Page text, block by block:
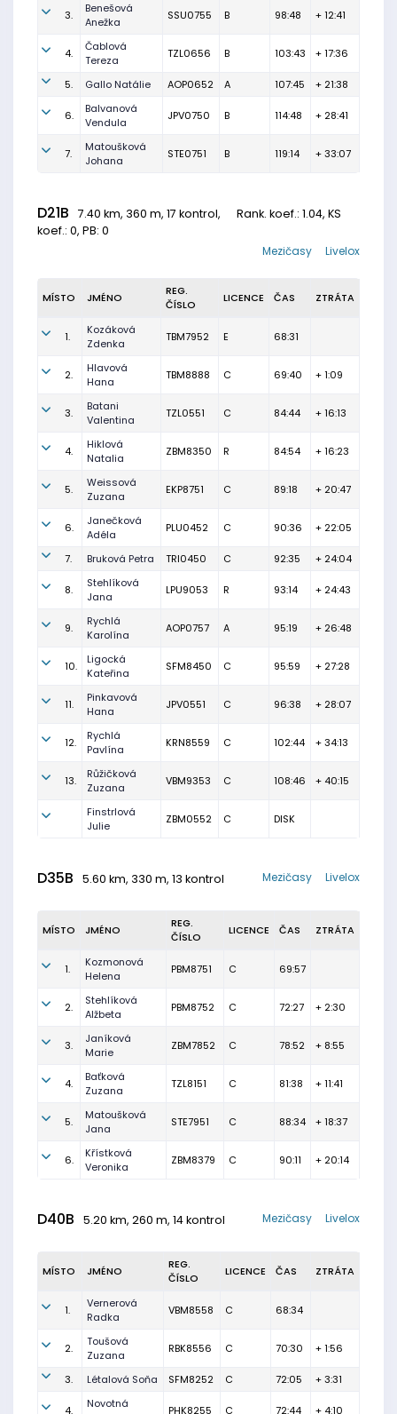
3.
Benešová
Anežka
SSU0755 B 98:48 + 12:41
4.
Čablová
Tereza
TZL0656 B 103:43 + 17:36
5. Gallo Natálie AOP0652 A 107:45 + 21:38
6.
Balvanová
Vendula
JPV0750 B 114:48 + 28:41
7.
Matoušková
Johana
STE0751 B 119:14 + 33:07
D21B 7.40 km, 360 m, 17 kontrol, Rank. koef.: 1.04, KS
koef.: 0, PB: 0
Livelox
Mezičasy
MÍSTO JMÉNO
REG.
ČÍSLO
LICENCE ČAS ZTRÁTA
1.
Kozáková
Zdenka
TBM7952 E 68:31
2.
Hlavová
Hana
TBM8888 C 69:40 + 1:09
3.
Batani
Valentina
TZL0551 C 84:44 + 16:13
4.
Hiklová
Natalia
ZBM8350 R 84:54 + 16:23
5.
Weissová
Zuzana
EKP8751 C 89:18 + 20:47
6.
Janečková
Adéla
PLU0452 C 90:36 + 22:05
7. Bruková Petra TRI0450 C 92:35 + 24:04
8.
Stehlíková
Jana
LPU9053 R 93:14 + 24:43
9.
Rychlá
Karolína
AOP0757 A 95:19 + 26:48
10.
Ligocká
Kateřina
SFM8450 C 95:59 + 27:28
11.
Pinkavová
Hana
JPV0551 C 96:38 + 28:07
12.
Rychlá
Pavlína
KRN8559 C 102:44 + 34:13
13.
Růžičková
Zuzana
VBM9353 C 108:46 + 40:15
Finstrlová
Julie
ZBM0552 C DISK
D35B 5.60 km, 330 m, 13 kontrol Livelox
Mezičasy
MÍSTO JMÉNO
REG.
ČÍSLO
LICENCE ČAS ZTRÁTA
1.
Kozmonová
Helena
PBM8751 C 69:57
2.
Stehlíková
Alžbeta
PBM8752 C 72:27 + 2:30
3.
Janíková
Marie
ZBM7852 C 78:52 + 8:55
4.
Baťková
Zuzana
TZL8151 C 81:38 + 11:41
5.
Matoušková
Jana
STE7951 C 88:34 + 18:37
6.
Křístková
Veronika
ZBM8379 C 90:11 + 20:14
D40B 5.20 km, 260 m, 14 kontrol Livelox
Mezičasy
MÍSTO JMÉNO
REG.
ČÍSLO
LICENCE ČAS ZTRÁTA
1.
Vernerová
Radka
VBM8558 C 68:34
2.
Toušová
Zuzana
RBK8556 C 70:30 + 1:56
3. Létalová Soňa SFM8252 C 72:05 + 3:31
4.
Novotná
PHK8255 C 72:44 + 4:10